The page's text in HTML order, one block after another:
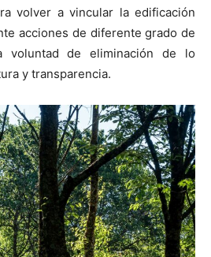
volver a vincular la edificación
acciones de diferente grado de
voluntad de eliminación de lo
y transparencia.